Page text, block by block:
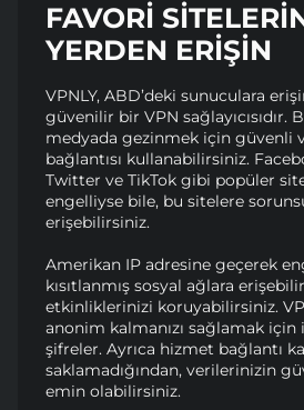
FAVORI
YERDEN ERIŞIN
VPNLY, ABD’deki sunuculara
güvenilir bir VPN sağlayıcısıdır.
medyada gezinmek için güvenli
bağlantısı kullanabilirsiniz.
Twitter ve TikTok gibi popüler
engelliyse bile, bu sitelere
erişebilirsiniz.
Amerikan IP adresine geçerek
kısıtlanmış sosyal ağlara
etkinliklerinizi koruyabilirsiniz.
anonim kalmanızı sağlamak
şifreler. Ayrıca hizmet bağlantı
saklamadığından, verilerinizin
emin olabilirsiniz.